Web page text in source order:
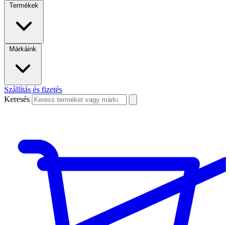
Termékek
Márkáink
Szállítás és fizetés
Keresés